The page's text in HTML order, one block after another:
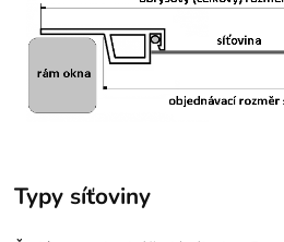
Typy síťoviny